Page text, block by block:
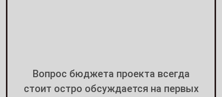
Вопрос бюджета проекта всегда
стоит остро обсуждается на первых